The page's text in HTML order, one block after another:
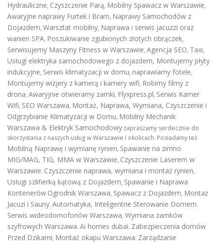
Hydrauliczne, Czyszczenie Parą, Mobilny Spawacz w Warszawie,
Awaryjne naprawy Furtek i Bram, Naprawy Samochodów z
Dojazdem, Warsztat mobilny, Naprawa i serwis jacuzzi oraz
wanien SPA, Poszukiwanie zgubionych złotych obrączek,
Serwisujemy Maszyny Fitness w Warszawie, Agencja SEO, Taxi,
Usługi elektryka samochodowego z dojazdem, Montujemy płyty
indukcyjne, Serwis klimatyzacji w domu, naprawiamy fotele,
Montujemy wizjery z kamerą i kamery wifi, Robimy filmy z
drona, Awaryjnie otwieramy zamki, Flyxpress.pl, Serwis Kamer
Wifi, SEO Warszawa, Montaż, Naprawa, Wymiana, Czyszczenie i
Odgrzybianie Klimatyzacji w Domu, Mobilny Mechanik
Warszawa & Elektryk Samochodowy zapraszamy serdecznie do
skorzystania z naszych usług w Warszawie i okolicach. Posiadamy też
Mobilną Naprawę i wymianę rynien, Spawanie na zimno
MIG/MAG, TIG, MMA w Warszawie, Czyszczenie Laserem w
Warszawie. Czyszczenie naprawa, wymiana i montaż rynien,
Usługi szlifierką kątową z Dojazdem, Spawanie i Naprawa
Kontenerów Ogrodnik Warszawa, Spawacz z Dojazdem, Montaż
Jacuzi i Sauny. Automatyka, Inteligentne Sterowanie Domem.
Serwis wideodomofonów Warszawa, Wymiana zamków
szyfrowych Warszawa. Ai homes dubai. Zabezpieczenia domów
Przed Dzikami, Montaż okapu Warszawa. Zarządzanie